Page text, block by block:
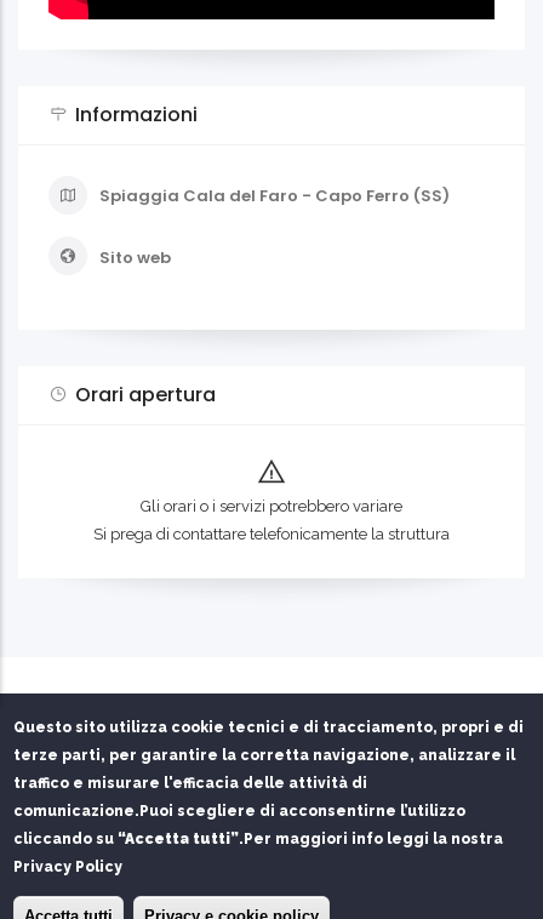
Informazioni
Spiaggia Cala del Faro - Capo Ferro (SS)
Sito web
Orari apertura
Gli orari o i servizi potrebbero variare
Si prega di contattare telefonicamente la struttura
Privacy Policy Chi siamo
Contatti
Servizio gestito per conto dell'Autorità di Sistema Portuale
del Mare di Sardegna da
© CopyrightSPS srl2026. Tutti i diritti riservati.
Questo sito utilizza cookie tecnici e di tracciamento, propri e di
terze parti, per garantire la corretta navigazione, analizzare il
traffico e misurare l'efficacia delle attività di
comunicazione. Puoi scegliere di acconsentirne l’utilizzo
cliccando su “Accetta tutti”. Per maggiori info leggi la nostra
Privacy Policy